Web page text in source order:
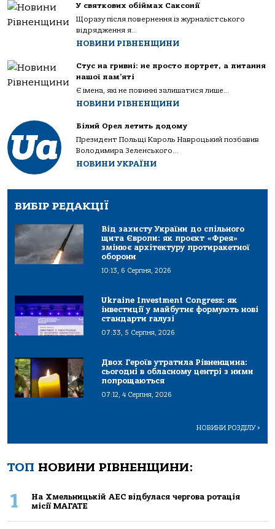
У святкових обіймах Саксонії
Щоразу після повернення із журналістського
відрядження я...
НОВИНИ РІВНЕНЩИНИ
Стус на гривні: не просто портрет, а питання
нашої пам’яті
Є імена, які не повинні залишатися лише...
НОВИНИ РІВНЕНЩИНИ
Білий Орел летить додому
Президент Польщі Кароль Навроцький позбавив
Володимира Зеленського...
НОВИНИ УКРАЇНИ
ВИБІР РЕДАКЦІЇ
Від захисту України до спільного
щита Європи: як проєкт «Фрея»
змінює архітектуру протиракетної
оборони
10:13, 6 Серпня, 2026
Ukraine Investment Congress: як
інвестиції у майбутнє формують нові
стандарти галузі
07:33, 5 Серпня, 2026
Двох Героїв утратила Рівненщина:
сьогодні в обласному центрі з ними
попрощаються
07:12, 4 Серпня, 2026
НОВИНИ РОЗДІЛУ>
ТОП НОВИНИ РІВНЕНЩИНИ:
1
На Хмельницькій АЕС відбулася чергова ротація
місії МАГАТЕ